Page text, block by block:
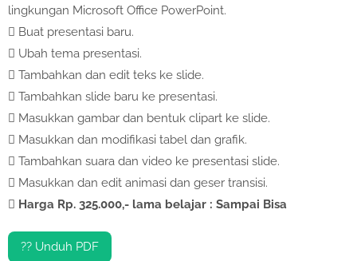
lingkungan Microsoft Office PowerPoint.
 Buat presentasi baru.
 Ubah tema presentasi.
 Tambahkan dan edit teks ke slide.
 Tambahkan slide baru ke presentasi.
 Masukkan gambar dan bentuk clipart ke slide.
 Masukkan dan modifikasi tabel dan grafik.
 Tambahkan suara dan video ke presentasi slide.
 Masukkan dan edit animasi dan geser transisi.
 Harga Rp. 325.000,- lama belajar : Sampai Bisa
?? Unduh PDF